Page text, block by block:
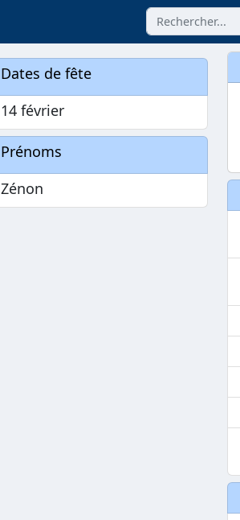
Dates de fête
14 février
Prénoms
Zénon